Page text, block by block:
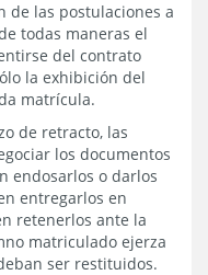
de las postulaciones a
todas maneras el
del contrato
la exhibición del
matrícula.
de retracto, las
los documentos
endosarlos o darlos
entregarlos en
retenerlos ante la
matriculado ejerza
ser restituidos.